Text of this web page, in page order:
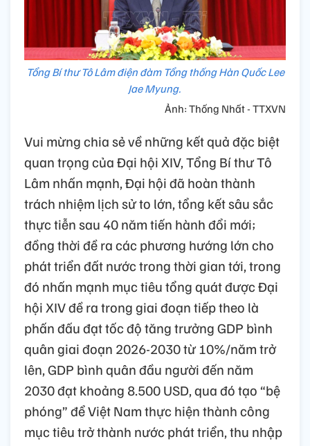
Tổng Bí thư Tô Lâm điện đàm Tổng thống Hàn Quốc Lee
Jae Myung.
Ảnh: Thống Nhất - TTXVN
Vui mừng chia sẻ về những kết quả đặc biệt
quan trọng của Đại hội XIV, Tổng Bí thư Tô
Lâm nhấn mạnh, Đại hội đã hoàn thành
trách nhiệm lịch sử to lớn, tổng kết sâu sắc
thực tiễn sau 40 năm tiến hành đổi mới;
đồng thời đề ra các phương hướng lớn cho
phát triển đất nước trong thời gian tới, trong
đó nhấn mạnh mục tiêu tổng quát được Đại
hội XIV đề ra trong giai đoạn tiếp theo là
phấn đấu đạt tốc độ tăng trưởng GDP bình
quân giai đoạn 2026-2030 từ 10%/năm trở
lên, GDP bình quân đầu người đến năm
2030 đạt khoảng 8.500 USD, qua đó tạo “bệ
phóng” để Việt Nam thực hiện thành công
mục tiêu trở thành nước phát triển, thu nhập